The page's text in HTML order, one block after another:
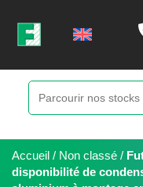
Accueil / Non classé /
disponibilité de